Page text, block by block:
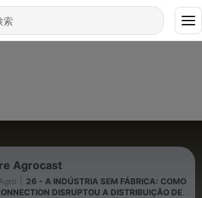
Agrocast
26 - A INDÚSTRIA SEM FÁBRICA: COMO
DISRUPTOU A DISTRIBUIÇÃO DE